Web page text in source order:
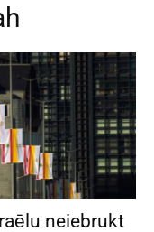
neiebrukt